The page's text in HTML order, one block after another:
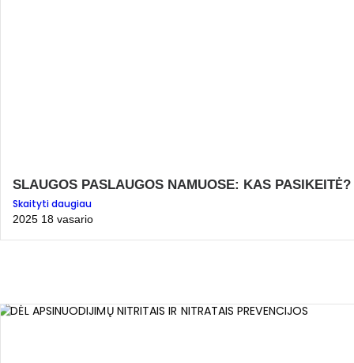
SLAUGOS PASLAUGOS NAMUOSE: KAS PASIKEITĖ?
Skaityti daugiau
2025 18 vasario